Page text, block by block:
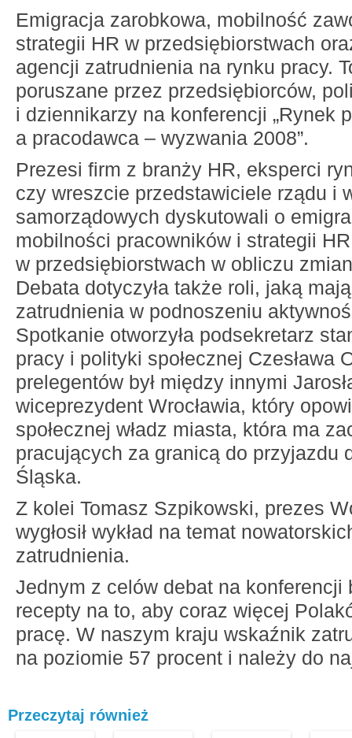
Emigracja zarobkowa, mobilność
strategii HR w przedsiębiorstwach
agencji zatrudnienia na rynku pracy.
poruszane przez przedsiębiorców,
i dziennikarzy na konferencji „Rynek
a pracodawca – wyzwania 2008”.
Prezesi firm z branży HR, eksperci
czy wreszcie przedstawiciele rządu i
samorządowych dyskutowali o
mobilności pracowników i strategii HR
w przedsiębiorstwach w obliczu
Debata dotyczyła także roli, jaką
zatrudnienia w podnoszeniu
Spotkanie otworzyła podsekretarz
pracy i polityki społecznej Czesława
prelegentów był między innymi
wiceprezydent Wrocławia, który
społecznej władz miasta, która ma
pracujących za granicą do przyjazdu
Śląska.
Z kolei Tomasz Szpikowski, prezes
wygłosił wykład na temat
zatrudnienia.
Jednym z celów debat na konferencji
recepty na to, aby coraz więcej
pracę. W naszym kraju wskaźnik
na poziomie 57 procent i należy do
Przeczytaj również